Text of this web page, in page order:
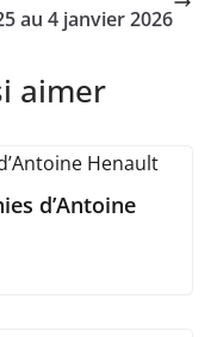
au 4 janvier 2026
aimer
d’Antoine